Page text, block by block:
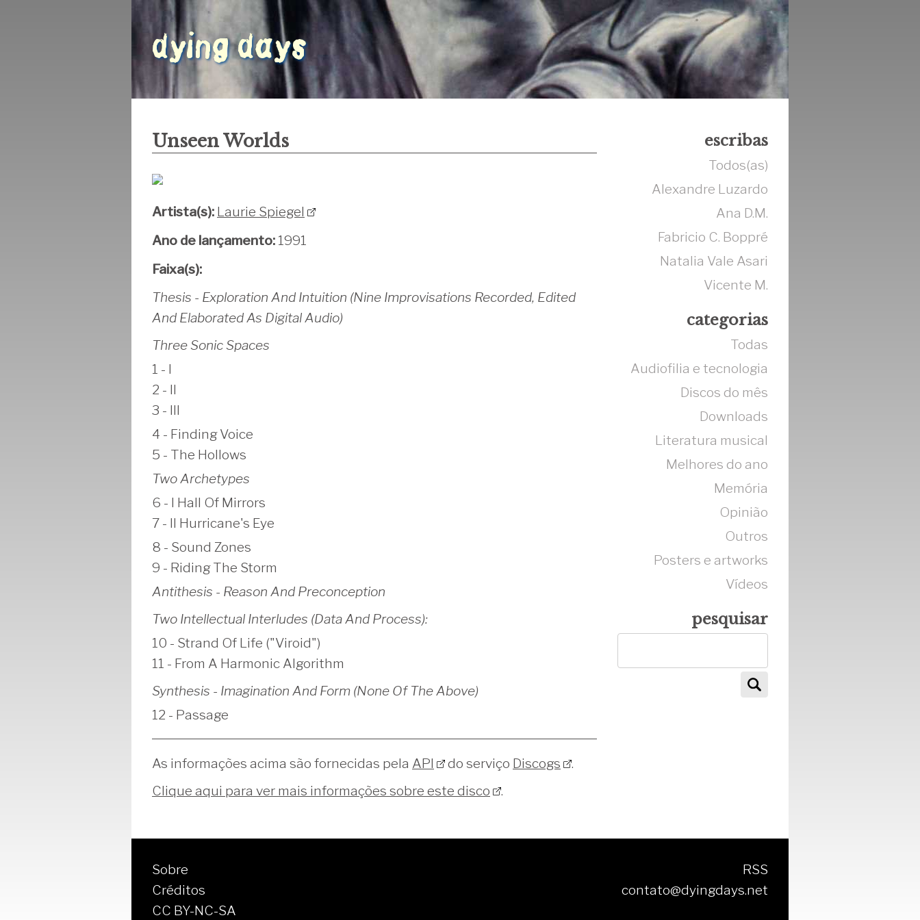
Unseen Worlds
Artista(s): Laurie Spiegel
Ano de lançamento: 1991
Faixa(s):
Thesis - Exploration And Intuition (Nine Improvisations Recorded, Edited
And Elaborated As Digital Audio)
Three Sonic Spaces
1 - I
2 - II
3 - III
4 - Finding Voice
5 - The Hollows
Two Archetypes
6 - I Hall Of Mirrors
7 - II Hurricane's Eye
8 - Sound Zones
9 - Riding The Storm
Antithesis - Reason And Preconception
Two Intellectual Interludes (Data And Process):
10 - Strand Of Life ("Viroid")
11 - From A Harmonic Algorithm
Synthesis - Imagination And Form (None Of The Above)
12 - Passage
As informações acima são fornecidas pela API do serviço Discogs
.
Clique aqui para ver mais informações sobre este disco
.
escribas
Todos(as)
Alexandre Luzardo
Ana D.M.
Fabricio C. Boppré
Natalia Vale Asari
Vicente M.
categorias
Todas
Audiofilia e tecnologia
Discos do mês
Downloads
Literatura musical
Melhores do ano
Memória
Opinião
Outros
Posters e artworks
Vídeos
pesquisar
Sobre
Créditos
CC BY-NC-SA
RSS
contato@dyingdays.net